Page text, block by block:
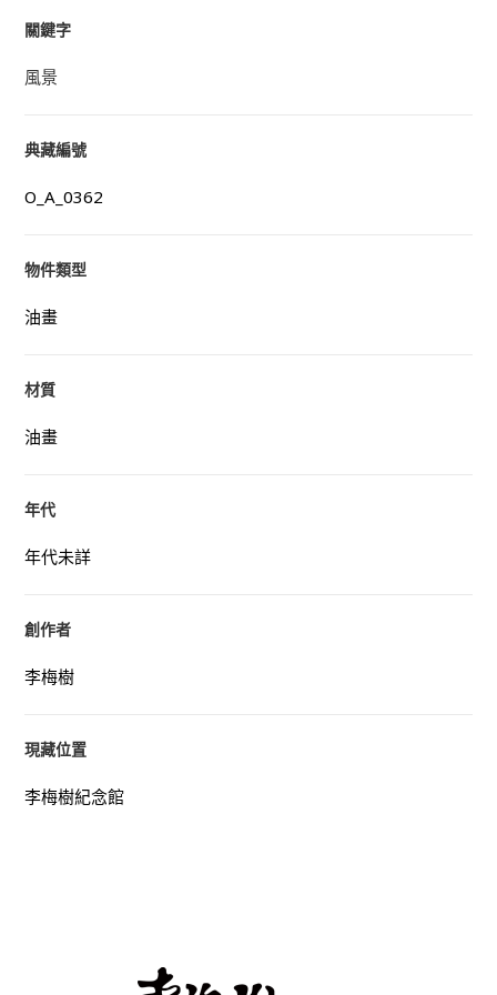
關鍵字
風景
典藏編號
O_A_0362
物件類型
油畫
材質
油畫
年代
年代未詳
創作者
李梅樹
現藏位置
李梅樹紀念館